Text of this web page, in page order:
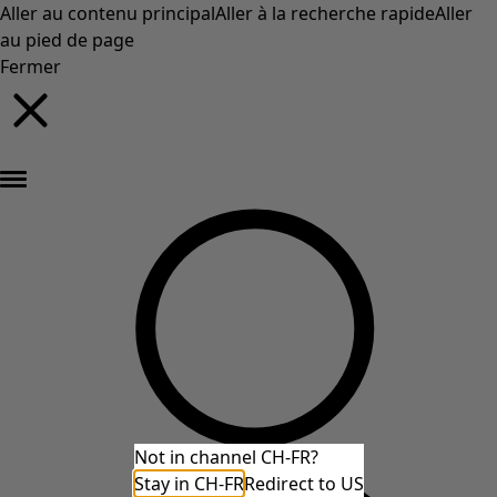
Aller au contenu principalAller à la recherche rapideAller
au pied de page
Fermer
Not in channel CH-FR?
Stay in CH-FRRedirect to US